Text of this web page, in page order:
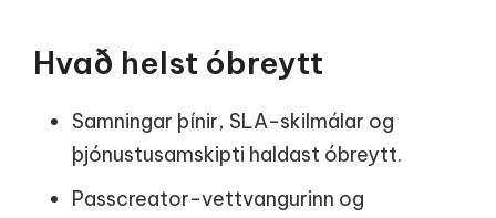
Hvað helst óbreytt
Samningar þínir, SLA-skilmálar og
þjónustusamskipti haldast óbreytt.
Passcreator-vettvangurinn og